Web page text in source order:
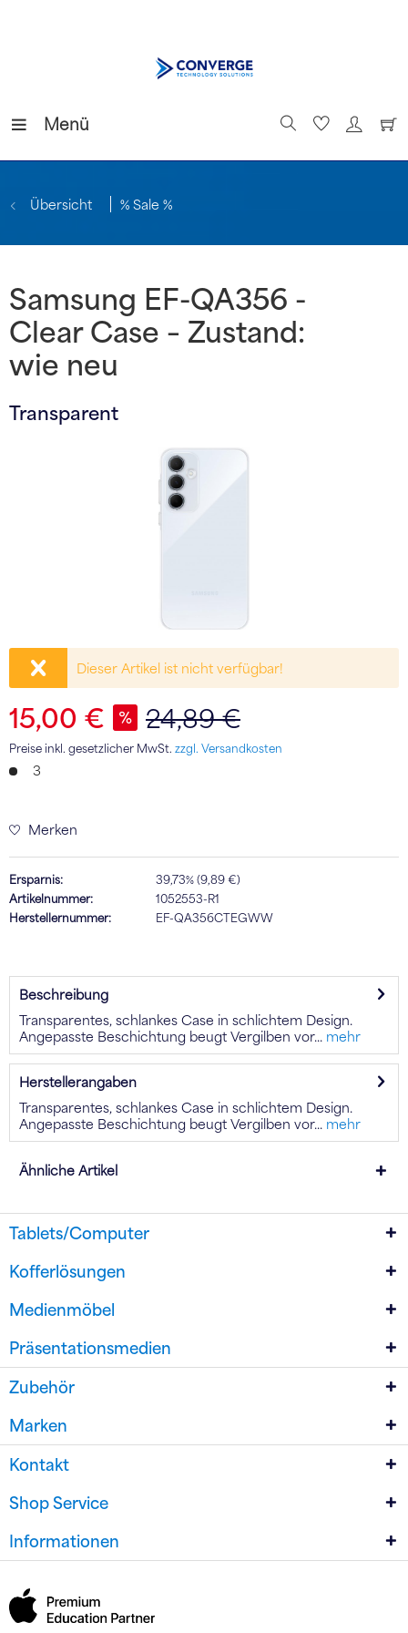
Menü
Übersicht % Sale %
Samsung EF-QA356 -
Clear Case – Zustand:
wie neu
Transparent
Dieser Artikel ist nicht verfügbar!
15,00 € 24,89 €
Preise inkl. gesetzlicher MwSt. zzgl. Versandkosten
3
Merken
Ersparnis:
39,73% (9,89 €)
Artikelnummer:
1052553-R1
Herstellernummer:
EF-QA356CTEGWW
Beschreibung
Transparentes, schlankes Case in schlichtem Design.
Angepasste Beschichtung beugt Vergilben vor...
mehr
Herstellerangaben
Transparentes, schlankes Case in schlichtem Design.
Angepasste Beschichtung beugt Vergilben vor...
mehr
Ähnliche Artikel
Tablets/Computer
Kofferlösungen
Medienmöbel
Präsentationsmedien
Zubehör
Marken
Kontakt
Shop Service
Informationen